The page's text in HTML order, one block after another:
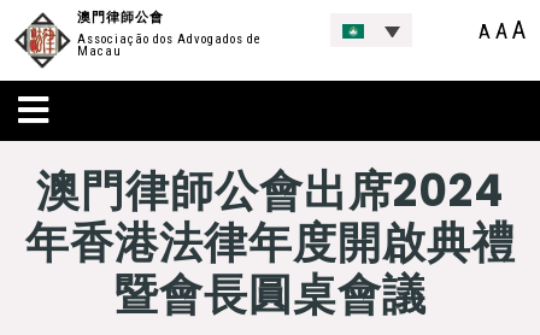
澳門律師公會
Associação dos Advogados de
Macau
A AA
澳門律師公會出席2024
年香港法律年度開啟典禮
暨會長圓桌會議